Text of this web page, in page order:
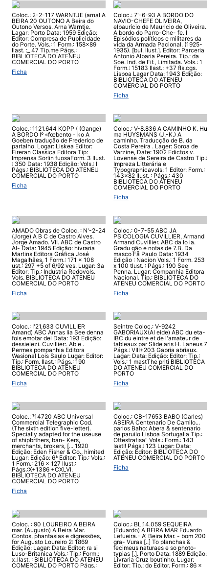
Coloc.: 2-2-117 WARNTJE (arnal A
BEIRA 20 OUTONO A Beira do
Outono Versos. Arna Warntje.
Lagar: Porto Data: 1959 Edição:
Editor: Compresa de Publicidade
do Porte. Vols.: 1 Form.: 158x89
Ilast. :_ 47 Tip.me Págs.:
BIBLIOTECA DO ATENEU
COMERCIAL DO PORTO
Ficha
Coloc.: 7'-6-93 A BORDO DO
NAVIO-CHEFE OLIVEIRA,
elbaurício de Mauricio de Oliveira.
A bordo do Parro-Che- fe. I
Episódios políticos e militares da
vida da Armada Pacional. (1925-
1935). [bul. ilust.]. Editor: Parceria
Antonio Albaria Pereira. Tip.: da
Soe. Ind. de Fif., Limitada. Vols.: 1
Form.: 15183 Ilast.: +37 fls.cgs.
Lisboa Lagar Data: 1943 Edição:
BIBLIOTECA DO ATENEU
COMERCIAL DO PORTO
Ficha
Coloc.: 1121.644 KOPP ( (Gange)
A BORDO lº «fœbento - ko A
Goeben tradução de Frederico de
partalho. Logar: Liskea Editor:
Fireran Classica Editora Tip:
Imprensa Sorlin fuosaForm. 3 Ilust.
: 350 Data: 1938 Edição: Vols.: I
Págs.: BIBLIOTECA DO ATENEU
COMERCIAL DO PORTO
Ficha
Coloc.: V-8.836 A CAMINHO K. Hu
ma HUYSMANS (J.-K.) A
caminho. Traducção de B. da
Costa Pereira . Lager: Soroa de
Varzine, Date: 1902 Edictos v.
Lovense de Sereira de Castro Tip.:
Impreza Litterária e
Typographicavols: 1 Editor: Form.:
143x82 Ilust. : Págs.: 430
BIBLIOTECA DO ATENEU
COMERCIAL DO PORTO
Ficha
AMADO Obras de Coloc. : N'-2-24
(Jorge) A B C de Castro Alves.
Jorge Amado. VII. ABC de Castro
Al- Data: 1945 Edição: hivraria
Martins Editora Gráfica José
Magalhães, 1 Form.: 171 x 108
ust.: 297 +5 of 6/92 ves. Lugar: 3a
Editor: Tip.: Industria Redovols.
Vols. BIBLIOTECA DO ATENEU
COMERCIAL DO PORTO
Ficha
Coloc.: 0-7-55 ABC JA
PSICOLOGIA CUVILLIER, Armand
Armand Cuvillier. ABC da lo ia.
Gradu gão e notas de 7.B. Da
masco Få Paulo Data: 1934
Edição : Nacion Vols.: 1 Form. 253
x 100 tlust. : Págs.: 190 See
Penna. Lugar: Companhia Editora
Nacional. Tip.: BIBLIOTECA DO
ATENEU COMERCIAL DO PORTO
Ficha
Coloc.: I'21,633 CUVILLIER
Amand) ABC Annas lia See denna
fois emotar del Data: 193 Edição:
dessielezi. Cuvillier:. Ab e .
Permes pompanhia Editora
Wasional Lois Saulo Lugar: Editor:
Tip.: Form. Ilast.: Págs.: 190
BIBLIOTECA DO ATENEU
COMERCIAL DO PORTO
Ficha
Seintre Coloc.: V-9242
GABORIAUX(Al eide) ABC du eta-
IBC du eintre et de l'amateur de
tableaux par Slide aris H. Laneus 7
Págs.: VIII+203 Gabria abriaux.
Lagar: Data: Edição: Editor: Tip.:
Vols.: 1 mastThe priti BIBLIOTECA
DO ATENEU COMERCIAL DO
PORTO
Ficha
Coloc.: ¹14720 ABC Universal
Commercial Telegraphic Cod.
(The sixth edition five-letter).
Specially adapted for the useuse
of shipbrthers, ban- Kers,
merchants, brokers, [... 1920
Edição: Eden Fisher & Co., himited
Lugar: Edição: 6ª Editor: Tip.: Vols.:
1 Form.: 216 x 127 Ilust.:
Págs.:X+1386 +CXLVI.
BIBLIOTECA DO ATENEU
COMERCIAL DO PORTO
Ficha
Coloc.: CB-17653 BABO (Carles)
ABEIRA Centenario De Camilo...
parlos Baho: Abera & sentenario
de paruilo Lisboa Sortugalia Tip.:
Ottestrafisa" Vols.: Form.: 143
last!! Págs.: 123 Lugar: Data:
Edição: Editor: BIBLIOTECA DO
ATENEU COMERCIAL DO PORTO
Ficha
Coloc. : 90 LOUREIRO A BEIRA
mar. (Augusto) A Beira Mar.
Contos, phantasias e digressões,
for Augusto Loureiro 2: 1869
Edição: Lagar: Data: Editor: ra si
Luso-Britanica Vols.: Tip.: Form.:
x_llast. : BIBLIOTECA DO ATENEU
COMERCIAL DO PORTO Págs.:
Coloc.: BL.14.059 SEQUEIRA
(Eduardo) A BEIRA MAR Eduardo
Lefueira.- A' Beira Mar. - bom 200
gra- Vuras [..] To planchas &
fecimeus naturaes e so photo-
typias [.]. Porto Data: 1889 Edição:
Livraria Cruz boutinho. Lugar:
Editor: Tip.: do Editor. Form.: 86 x